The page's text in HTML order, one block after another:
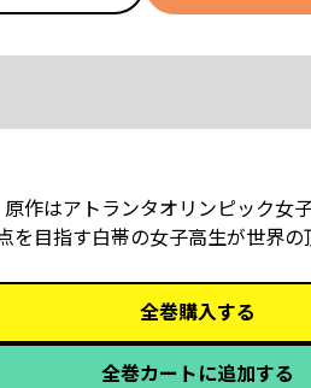
作はアトランタオリンピック女
目指す白帯の女子高生が世界の
全巻購入する
全巻カートに追加する